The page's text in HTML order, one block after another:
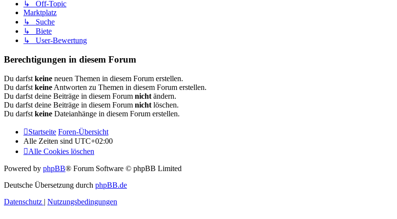
↳ Off-Topic
Marktplatz
↳ Suche
↳ Biete
↳ User-Bewertung
Berechtigungen in diesem Forum
Du darfst keine neuen Themen in diesem Forum erstellen.
Du darfst keine Antworten zu Themen in diesem Forum erstellen.
Du darfst deine Beiträge in diesem Forum nicht ändern.
Du darfst deine Beiträge in diesem Forum nicht löschen.
Du darfst keine Dateianhänge in diesem Forum erstellen.
Startseite Foren-Übersicht
Alle Zeiten sind UTC+02:00
Alle Cookies löschen
Powered by phpBB® Forum Software © phpBB Limited
Deutsche Übersetzung durch phpBB.de
Datenschutz | Nutzungsbedingungen